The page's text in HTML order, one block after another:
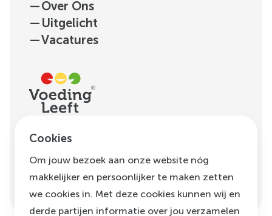
—Over Ons
— Uitgelicht
—Vacatures
H.J.E. Wenckebachweg
1096 AM Amsterdam
info@voedingleeft.nl
Cookies
Om jouw bezoek aan onze website nóg
makkelijker en persoonlijker te maken zetten
we cookies in. Met deze cookies kunnen wij en
derde partijen informatie over jou verzamelen